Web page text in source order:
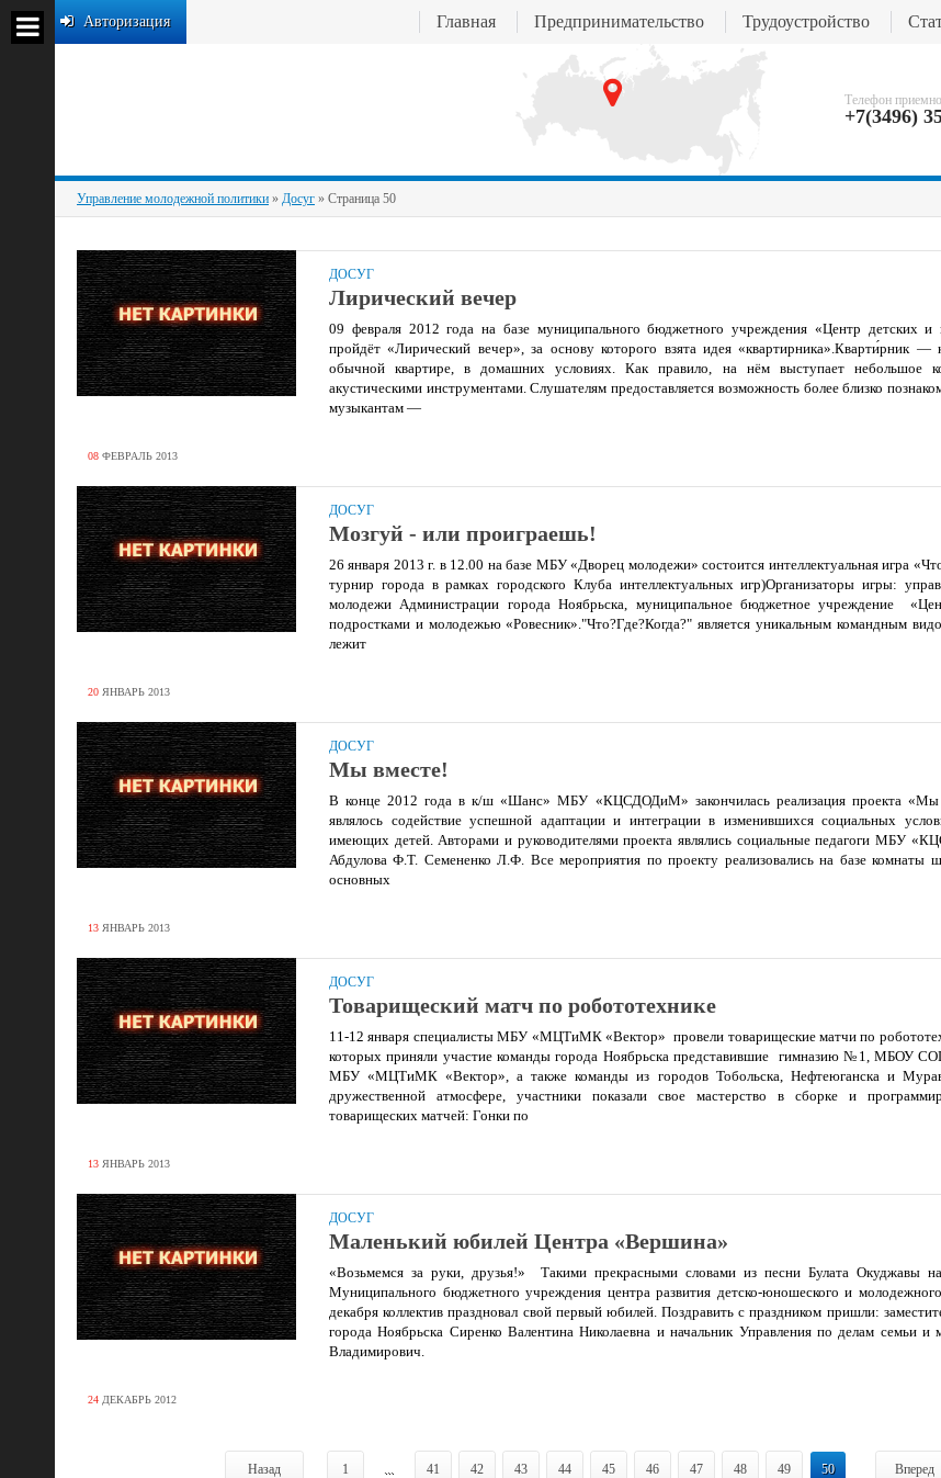
Телефон
+7(3496)
Авторизация Главная Предпринимательство Трудоустройство
Управление молодежной политики » Досуг » Страница 50
08 ФЕВРАЛЬ 2013
ДОСУГ
Лирический вечер
09 февраля 2012 года на базе муниципального бюджетного учреждения «Центр детских и
пройдёт «Лирический вечер», за основу которого взята идея «квартирника».Кварти́рник —
обычной квартире, в домашних условиях. Как правило, на нём выступает небольшое
акустическими инструментами. Слушателям предоставляется возможность более близко
музыкантам —
20 ЯНВАРЬ 2013
ДОСУГ
Мозгуй - или проиграешь!
26 января 2013 г. в 12.00 на базе МБУ «Дворец молодежи» состоится интеллектуальная игра
турнир города в рамках городского Клуба интеллектуальных игр)Организаторы игры:
молодежи Администрации города Ноябрьска, муниципальное бюджетное учреждение
подростками и молодежью «Ровесник»."Что?Где?Когда?" является уникальным командным
лежит
13 ЯНВАРЬ 2013
ДОСУГ
Мы вместе!
В конце 2012 года в к/ш «Шанс» МБУ «КЦСДОДиМ» закончилась реализация проекта «Мы
являлось содействие успешной адаптации и интеграции в изменившихся социальных
имеющих детей. Авторами и руководителями проекта являлись социальные педагоги МБУ
Абдулова Ф.Т. Семененко Л.Ф. Все мероприятия по проекту реализовались на базе комнаты
основных
13 ЯНВАРЬ 2013
ДОСУГ
Товарищеский матч по робототехнике
11-12 января специалисты МБУ «МЦТиМК «Вектор» провели товарищеские матчи по
которых приняли участие команды города Ноябрьска представившие гимназию №1,
МБУ «МЦТиМК «Вектор», а также команды из городов Тобольска, Нефтеюганска и
дружественной атмосфере, участники показали свое мастерство в сборке и
товарищеских матчей: Гонки по
24 ДЕКАБРЬ 2012
ДОСУГ
Маленький юбилей Центра «Вершина»
«Возьмемся за руки, друзья!» Такими прекрасными словами из песни Булата Окуджавы
Муниципального бюджетного учреждения центра развития детско-юношеского и
декабря коллектив праздновал свой первый юбилей. Поздравить с праздником пришли:
города Ноябрьска Сиренко Валентина Николаевна и начальник Управления по делам семьи
Владимирович.
Назад 1 ... 41 42 43 44 45 46 47 48 49 50 Вперед